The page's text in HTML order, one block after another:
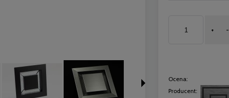
+ -
Ocena:
Producent: